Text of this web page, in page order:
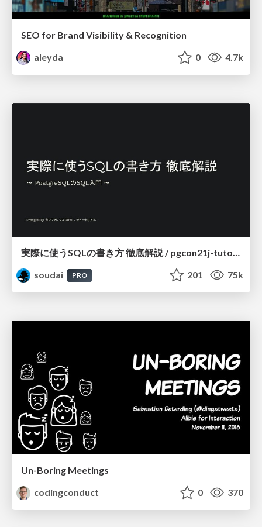
SEO for Brand Visibility & Recognition
aleyda
0 4.7k
実際に使うSQLの書き方 徹底解説 / pgcon21j-tutorial
soudai
PRO 201 75k
Un-Boring Meetings
codingconduct
0 370